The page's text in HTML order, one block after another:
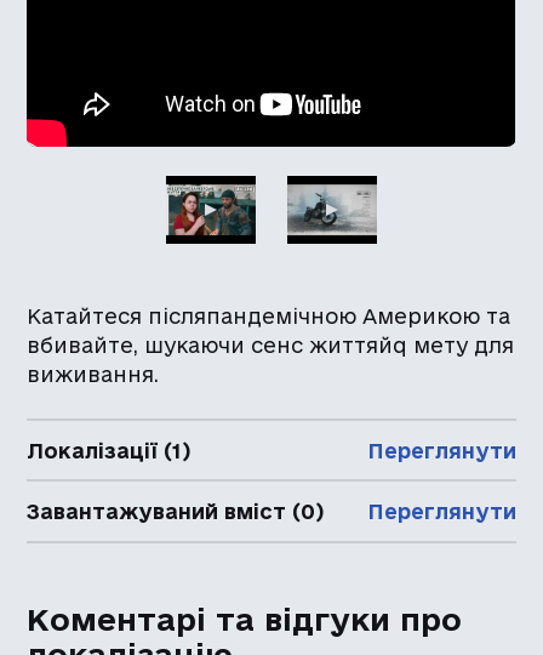
Катайтеся післяпандемічною Америкою та
вбивайте, шукаючи сенс життяйq мету для
виживання.
Локалізації (1) Переглянути
Завантажуваний вміст (0) Переглянути
Коментарі та відгуки про